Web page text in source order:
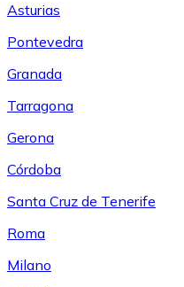
Asturias
Pontevedra
Granada
Tarragona
Gerona
Córdoba
Santa Cruz de Tenerife
Roma
Milano